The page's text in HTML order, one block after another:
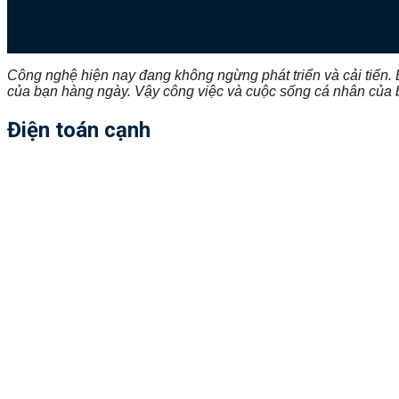
Công nghệ hiện nay đang không ngừng phát triển và cải
của bạn hàng ngày. Vậy công việc và cuộc sống cá nhân
Điện toán cạnh